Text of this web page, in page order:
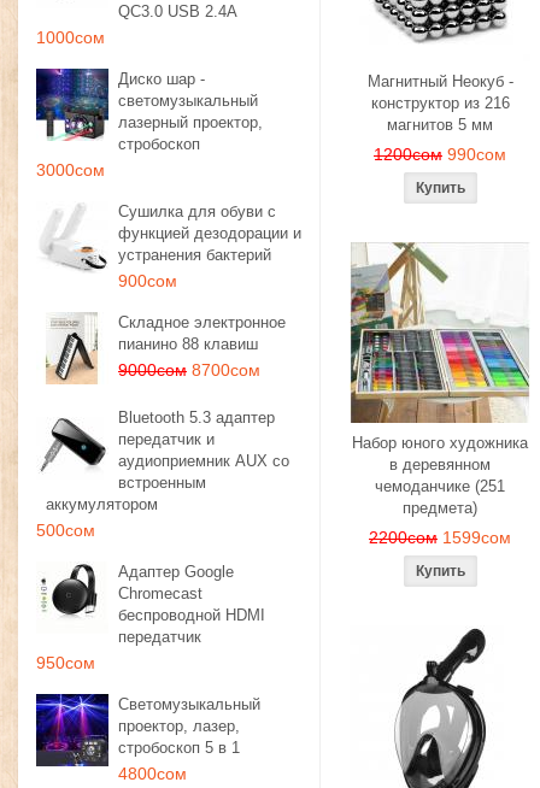
QC3.0 USB 2.4A
1000сом
Диско шар -
светомузыкальный
лазерный проектор,
стробоскоп
3000сом
Сушилка для обуви с
функцией дезодорации и
устранения бактерий
900сом
Складное электронное
пианино 88 клавиш
9000сом 8700сом
Bluetooth 5.3 адаптер
передатчик и
аудиоприемник AUX со
встроенным
аккумулятором
500сом
Адаптер Google
Chromecast
беспроводной HDMI
передатчик
950сом
Светомузыкальный
проектор, лазер,
стробоскоп 5 в 1
4800сом
Магнитный Неокуб -
конструктор из 216
магнитов 5 мм
1200сом 990сом
Набор юного художника
в деревянном
чемоданчике (251
предмета)
2200сом 1599сом